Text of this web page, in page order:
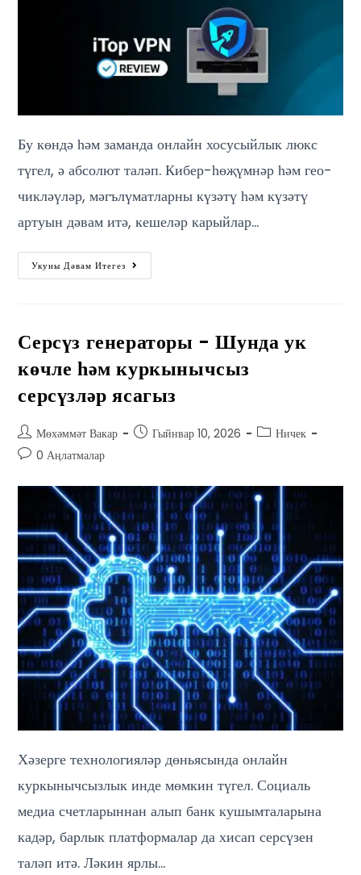
Бу көндә һәм заманда онлайн хосусыйлык люкс
түгел, ә абсолют таләп. Кибер-һөҗүмнәр һәм гео-
чикләүләр, мәгълүматларны күзәтү һәм күзәтү
артуын дәвам итә, кешеләр карыйлар…
Укуны Дәвам Итегез
Серсүз генераторы - Шунда ук
көчле һәм куркынычсыз
серсүзләр ясагыз
Мөхәммәт Вакар Гыйнвар 10, 2026
Ничек
0 Аңлатмалар
Хәзерге технологияләр дөньясында онлайн
куркынычсызлык инде мөмкин түгел. Социаль
медиа счетларыннан алып банк кушымталарына
кадәр, барлык платформалар да хисап серсүзен
таләп итә. Ләкин ярлы…